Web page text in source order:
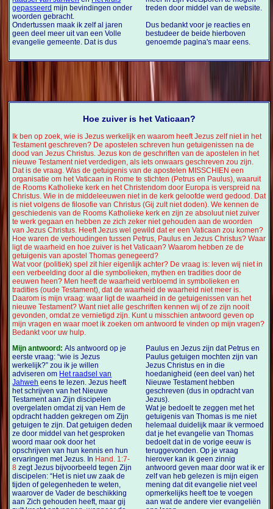
gepasseerd mijn bevindingen onder
woorden gebracht.
Ondertussen maak ik zelf al jaren
geen deel meer uit van een Volle
evangelie gemeente. Dat is dus
treden door middel van de website.
Dus bedankt voor je reacties en
bestudeer de beide hierboven
genoemde pagina's maar eens.
Hoe zuiver is het Vaticaan?
Ik ben op zoek, wie is Jezus werkelijk en waarom heeft Jezus zelf niet in het
Testament geschreven? De apostelen schreven hun getuigenissen na de
dood van Jezus Christus. Jezus kon de geschriften van de apostelen in het
nieuwe Testament niet verdedigen, als iets onwaars geschreven zou zijn.
Dat is de vraag. Was de getuigenis van de apostelen MISSCHIEN een
organisatie om het Vaticaan in Rome te stichten (Petrus en Paulus), waaruit
de Rooms Katholieke kerk en het Christendom door Europa is verspreid na
Christus. Wie in de middeleeuwen niet in de kerk geloofde werd gedood. Dat
is niet volgens de filosofie van Christus (Gij zult niet doden). We kennen de
geschiedenis van de Rooms Katholieke kerk en zijn ze absoluut niet zuiver
te werk gegaan en hebben ze zich zeker niet gehouden aan de woorden
van Jezus Christus. Heeft Jezus wel gewild dat er een Vaticaan zou komen?
Hoe waren de verhoudingen tussen Petrus, Paulus en Jezus Christus? Waar
ligt de waarheid en hoe zuiver is het Vaticaan? Waarom hebben ze de
getuigenis van apostel Thomas genegeerd?
Wat voor (politiek) spel zit hier eigenlijk achter? De vraag is: leven wij niet in
een verbeelding door al die symbolieken, mythen en tradities door de
eeuwen heen? Men heeft de waarheid verbloemd in symbolieken en
tradities (oude Testament), dat de waarheid de waarheid niet meer is.
Daarom is mijn vraag: waar ligt de waarheid in de getuigenissen van het
nieuwe Testament? Want niet alle geschriften kennen wij of ze zijn nooit
gevonden, omdat ze vernietigd zijn. Kunt u misschien antwoord geven op
mijn vragen en waar moet ik zoeken om antwoord te vinden op mijn vragen?
Bedankt voor uw hulp.
Mijn antwoord: Als antwoord op je
eerste vraag: “wie is Jezus
werkelijk?” zou ik je willen
adviseren om Het raadsel van
Jahweh eens te lezen. Jezus heeft
het schrijven van het Nieuwe
Testament aan Zijn discipelen
overgelaten omdat zij van Hem de
opdracht hadden gekregen om Zijn
getuigen te zijn. Dat getuigen deden
ze door middel van het gesproken
woord maar ook door het
opschrijven van hun kennis en hun
ervaringen met Jezus. In Hand. 1:7-
8 zegt Jezus bijvoorbeeld tegen Zijn
discipelen: “Het is niet uw zaak de
tijden of gelegenheden te weten,
waarover de Vader de beschikking
aan Zich gehouden heeft, maar gij
Paulus en Jezus zijn dat Petrus en
Paulus getuigen mochten zijn van
Jezus Christus en in die
hoedanigheid (een deel van) het
Nieuwe Testament hebben
geschreven (dus in opdracht van
Jezus).
Wat je bedoelt te zeggen met het
getuigenis van Thomas is me niet
helemaal duidelijk maar ik vermoed
dat je het evangelie van Thomas
bedoelt dat in de vorige eeuw is
teruggevonden. Op je vraag
hierover kan ik geen zinnig
antwoord geven maar door wat ik er
zelf van heb gelezen is mijn eigen
mening dat dit evangelie niet veel
opmerkelijks heeft toe te voegen
aan wat de andere vier evangeliën